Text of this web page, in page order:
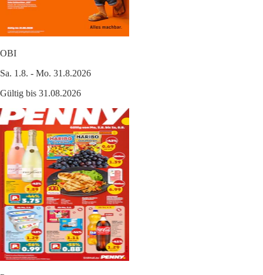
OBI
Sa. 1.8. - Mo. 31.8.2026
Gültig bis 31.08.2026